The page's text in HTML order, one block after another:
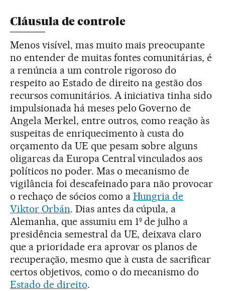
Cláusula de controle
Menos visível, mas muito mais preocupante
no entender de muitas fontes comunitárias, é
a renúncia a um controle rigoroso do
respeito ao Estado de direito na gestão dos
recursos comunitários. A iniciativa tinha sido
impulsionada há meses pelo Governo de
Angela Merkel, entre outros, como reação às
suspeitas de enriquecimento à custa do
orçamento da UE que pesam sobre alguns
oligarcas da Europa Central vinculados aos
políticos no poder. Mas o mecanismo de
vigilância foi descafeinado para não provocar
o rechaço de sócios como a Hungria de
Viktor Orbán. Dias antes da cúpula, a
Alemanha, que assumiu em 1º de julho a
presidência semestral da UE, deixava claro
que a prioridade era aprovar os planos de
recuperação, mesmo que à custa de sacrificar
certos objetivos, como o do mecanismo do
Estado de direito.